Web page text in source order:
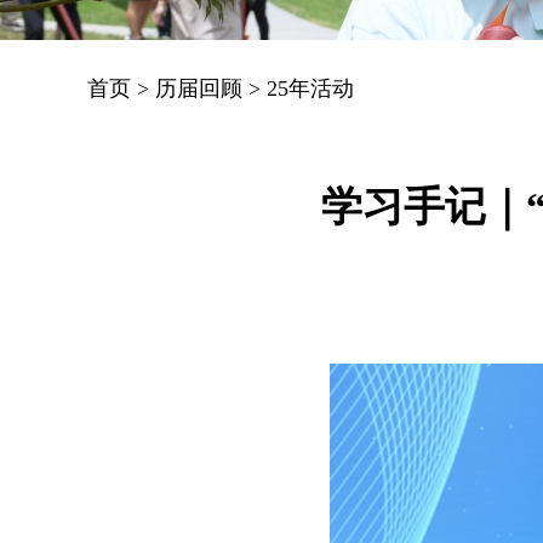
首页 > 历届回顾 > 25年活动
学习手记｜